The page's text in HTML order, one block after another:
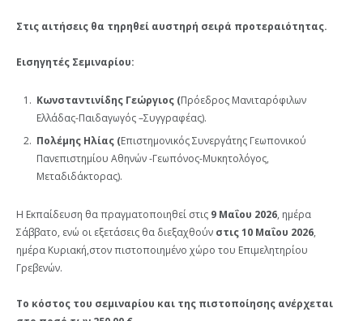
Στις αιτήσεις θα τηρηθεί αυστηρή σειρά προτεραιότητας.
Εισηγητές Σεμιναρίου:
Κωνσταντινίδης Γεώργιος (Πρόεδρος Μανιταρόφιλων
Ελλάδας-Παιδαγωγός –Συγγραφέας).
Πολέμης Ηλίας (Επιστημονικός Συνεργάτης Γεωπονικού
Πανεπιστημίου Αθηνών -Γεωπόνος-Μυκητολόγος,
Μεταδιδάκτορας).
Η Εκπαίδευση θα πραγματοποιηθεί στις 9 Μαΐου 2026, ημέρα
Σάββατο, ενώ οι εξετάσεις θα διεξαχθούν στις 10 Μαΐου 2026,
ημέρα Κυριακή,στον πιστοποιημένο χώρο του Επιμελητηρίου
Γρεβενών.
Το κόστος του σεμιναρίου και της πιστοποίησης ανέρχεται